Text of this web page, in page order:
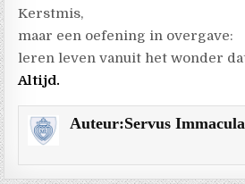
Kerstmis,
maar een oefening in overgave:
leren leven vanuit het wonder
Altijd.
Auteur:Servus